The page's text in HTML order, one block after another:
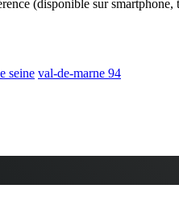
(disponible sur
seine val-de-marne 94